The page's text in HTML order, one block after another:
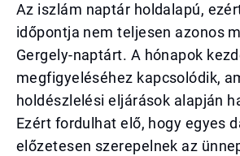
Az iszlám naptár holdalapú,
időpontja nem teljesen azonos
Gergely-naptárt. A hónapok
megfigyeléséhez kapcsolódik,
holdészlelési eljárások alapján
Ezért fordulhat elő, hogy egyes
előzetesen szerepelnek az